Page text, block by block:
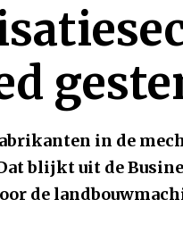
in de
blijkt uit de
de